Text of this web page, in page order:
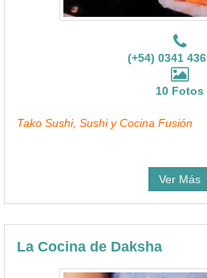
(+54) 0341
10 Fotos
Tako Sushi, Sushi y Cocina Fusión
Ver Más
La Cocina de Daksha